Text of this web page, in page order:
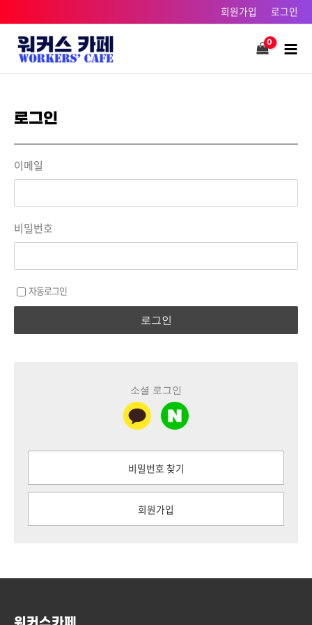
건너뛰기
회원가입 로그인
로그인
이메일
비밀번호
자동로그인
로그인
소셜 로그인
비밀번호 찾기
회원가입